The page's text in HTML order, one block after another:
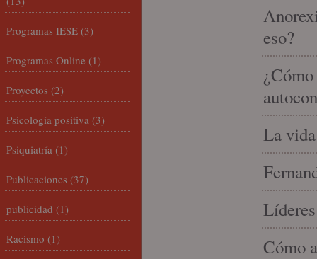
eso?
La
Cómo
Programas IESE (3)
Programas Online (1)
Proyectos (2)
Psicología positiva (3)
Psiquiatría (1)
Publicaciones (37)
publicidad (1)
Racismo (1)